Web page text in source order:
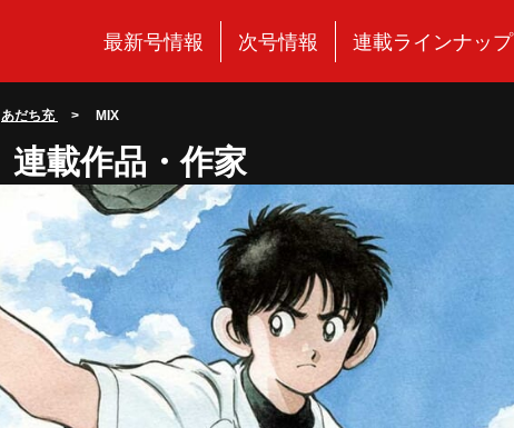
最新号情報 次号情報 連載ラインナップ
あだち充 > MIX
連載作品・作家